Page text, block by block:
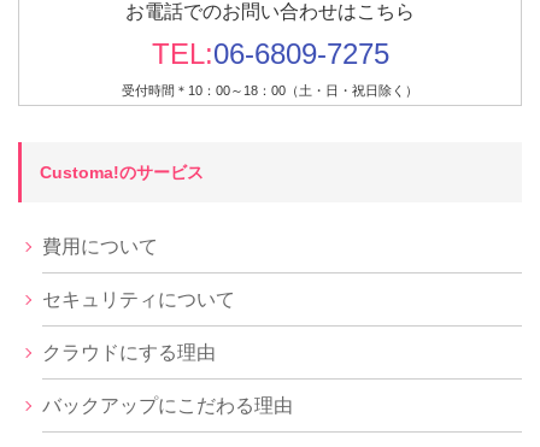
お電話でのお問い合わせはこちら
TEL:06-6809-7275
受付時間＊10：00～18：00（土・日・祝日除く）
Customa!のサービス
費用について
セキュリティについて
クラウドにする理由
バックアップにこだわる理由